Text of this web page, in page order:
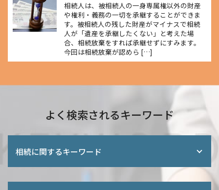
相続人は、被相続人の一身専属権以外の財産
や権利・義務の一切を承継することができま
す。被相続人の残した財産がマイナスで相続
人が「遺産を承継したくない」と考えた場
合、相続放棄をすれば承継せずにすみます。
今回は相続放棄が認めら […]
よく検索されるキーワード
相続に関するキーワード
相続人 親 兄弟